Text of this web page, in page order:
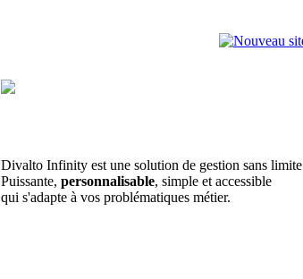
Divalto Infinity est une solution de gestion sans limite
Puissante, personnalisable, simple et accessible
qui s'adapte à vos problématiques métier.